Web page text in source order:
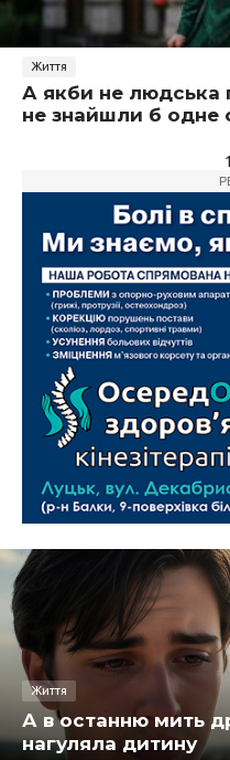
Життя
А якби не людська
не знайшли б одне
Життя
А в останню мить
нагуляла дитину